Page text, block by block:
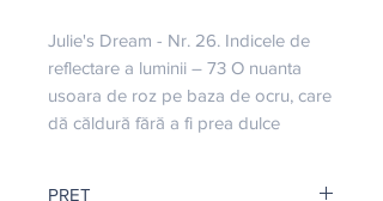
Julie's Dream - Nr. 26. Indicele de
reflectare a luminii – 73 O nuanta
usoara de roz pe baza de ocru, care
dă căldură fără a fi prea dulce
PRET